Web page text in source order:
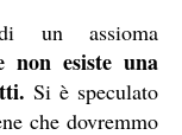
un assioma
non esiste una
Si è speculato
che dovremmo